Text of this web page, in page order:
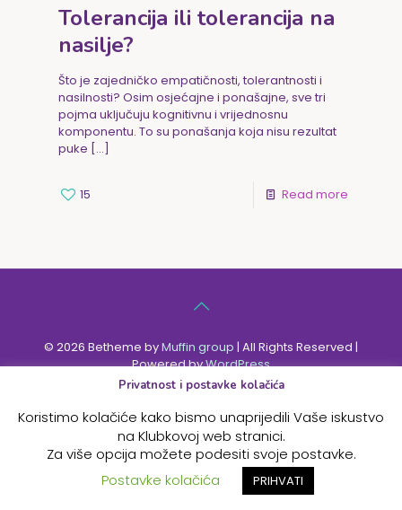
Tolerancija ili tolerancija na
nasilje?
Što je zajedničko empatičnosti, tolerantnosti i
nasilnosti? Osim osjećajne i ponašajne, sve tri
pojma uključuju kognitivnu i vrijednosnu
komponentu. To su ponašanja koja nisu rezultat
puke […]
15 Read more
© 2026 Betheme byMuffin group | All Rights Reserved |
Powered byWordPress
Privatnost i postavke kolačića
Koristimo kolačiće kako bismo unaprijedili Vaše iskustvo
na Klubkovoj web stranici.
Za više opcija možete podesiti svoje postavke.
Postavke kolačića
PRIHVATI